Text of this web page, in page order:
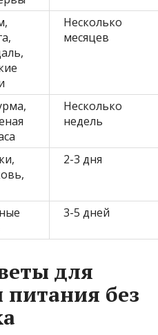
Несколько
месяцев
Несколько
недель
2-3 дня
3-5 дней
для
без